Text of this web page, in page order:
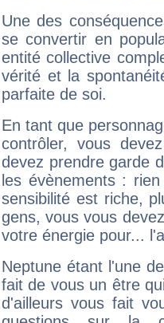
Une des
se convertir en
entité collective
vérité et la
parfaite de soi.
En tant que
contrôler, vous
devez prendre garde
les évènements :
sensibilité est riche,
gens, vous vous
votre énergie pour...
Neptune étant l'une
fait de vous un être
d'ailleurs vous fait